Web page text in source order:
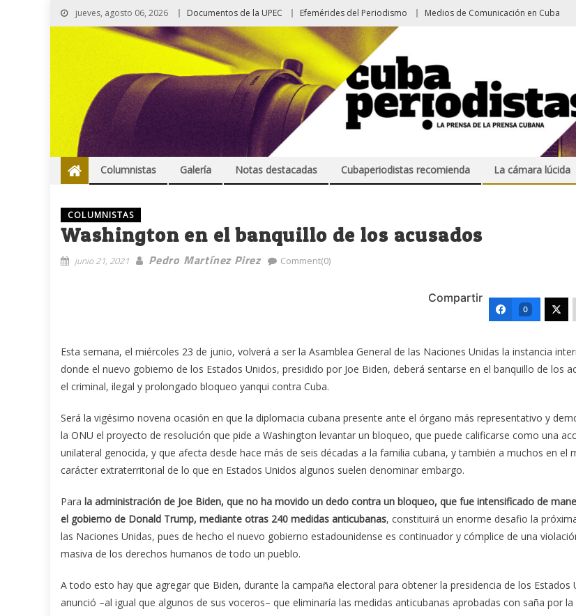
jueves, agosto 06, 2026 Documentos de la UPEC Efemérides del Periodismo Medios de Comunicación en Cuba
Columnistas Galería Notas destacadas Cubaperiodistas recomienda La cámara lúcida
COLUMNISTAS
Washington en el banquillo de los acusados
junio 21, 2021 Pedro Martínez Pirez Comment(0)
Compartir
0
Esta semana, el miércoles 23 de junio, volverá a ser la Asamblea General de las Naciones Unidas la instancia
donde el nuevo gobierno de los Estados Unidos, presidido por Joe Biden, deberá sentarse en el banquillo de los
el criminal, ilegal y prolongado bloqueo yanqui contra Cuba.
Será la vigésimo novena ocasión en que la diplomacia cubana presente ante el órgano más representativo y
la ONU el proyecto de resolución que pide a Washington levantar un bloqueo, que puede calificarse como una
unilateral genocida, y que afecta desde hace más de seis décadas a la familia cubana, y también a muchos en el
carácter extraterritorial de lo que en Estados Unidos algunos suelen denominar embargo.
Para la administración de Joe Biden, que no ha movido un dedo contra un bloqueo, que fue intensificado de
el gobierno de Donald Trump, mediante otras 240 medidas anticubanas, constituirá un enorme desafio la
las Naciones Unidas, pues de hecho el nuevo gobierno estadounidense es continuador y cómplice de una
masiva de los derechos humanos de todo un pueblo.
A todo esto hay que agregar que Biden, durante la campaña electoral para obtener la presidencia de los Estados
anunció –al igual que algunos de sus voceros– que eliminaría las medidas anticubanas aprobadas con saña por la